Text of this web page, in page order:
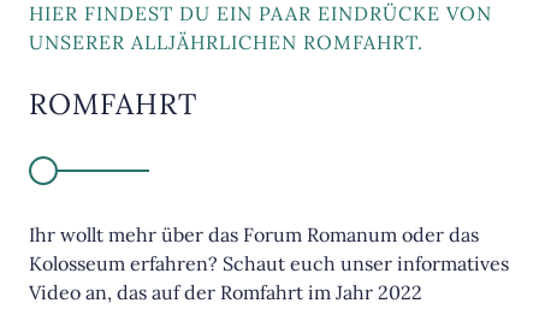
HIER FINDEST DU EIN PAAR EINDRÜCKE VON
UNSERER ALLJÄHRLICHEN ROMFAHRT.
ROMFAHRT
Ihr wollt mehr über das Forum Romanum oder das
Kolosseum erfahren? Schaut euch unser informatives
Video an, das auf der Romfahrt im Jahr 2022